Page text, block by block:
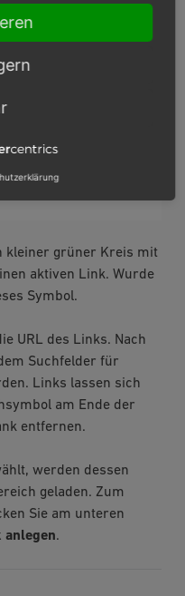
kleiner grüner Kreis mit
aktiven Link. Wurde
Symbol.
URL des Links. Nach
Suchfelder für
Links lassen sich
am Ende der
entfernen.
werden dessen
geladen. Zum
Sie am unteren
anlegen.